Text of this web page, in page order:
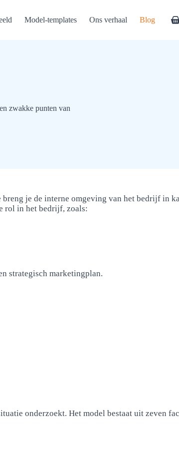
Model-templates Ons verhaal Blog
zwakke punten van
breng je de interne omgeving van het bedrijf in
rol in het bedrijf, zoals:
strategisch marketingplan.
onderzoekt. Het model bestaat uit zeven